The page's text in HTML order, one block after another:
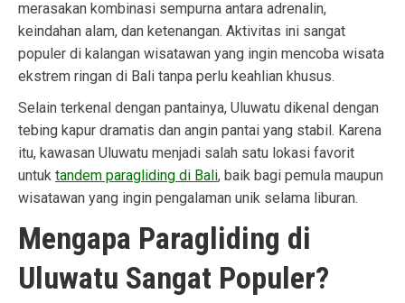
merasakan kombinasi sempurna antara adrenalin,
keindahan alam, dan ketenangan. Aktivitas ini sangat
populer di kalangan wisatawan yang ingin mencoba wisata
ekstrem ringan di Bali tanpa perlu keahlian khusus.
Selain terkenal dengan pantainya, Uluwatu dikenal dengan
tebing kapur dramatis dan angin pantai yang stabil. Karena
itu, kawasan Uluwatu menjadi salah satu lokasi favorit
untuk tandem paragliding di Bali, baik bagi pemula maupun
wisatawan yang ingin pengalaman unik selama liburan.
Mengapa Paragliding di
Uluwatu Sangat Populer?